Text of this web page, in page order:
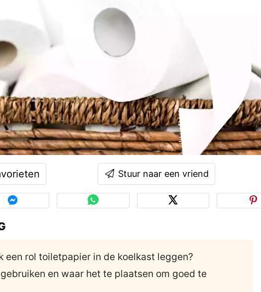
Stuur naar een vriend
een rol toiletpapier in de koelkast leggen?
en waar het te plaatsen om goed te